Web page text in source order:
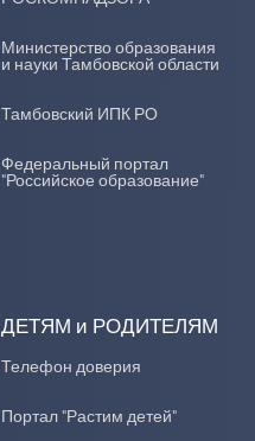
Министерство образования
и науки Тамбовской области
Тамбовский ИПК РО
Федеральный портал
"Российское образование"
ДЕТЯМ и РОДИТЕЛЯМ
Телефон доверия
Портал "Растим детей"